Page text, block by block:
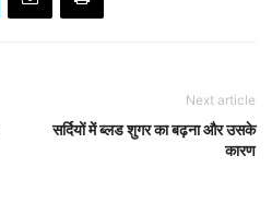
Next article
सर्दियों में ब्लड शुगर का बढ़ना और उसके
कारण